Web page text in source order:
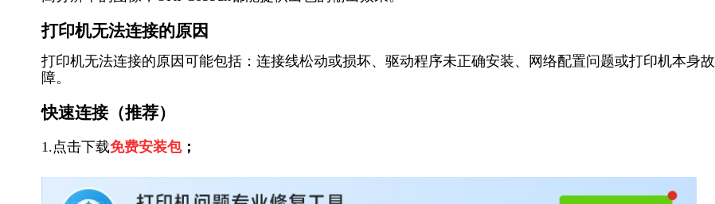
打印机无法连接的原因
打印机无法连接的原因可能包括：连接线松动或损坏、驱动程序未正确安装、网络配置问题或打印机本身故
障。
快速连接（推荐）
1.点击下载免费安装包；